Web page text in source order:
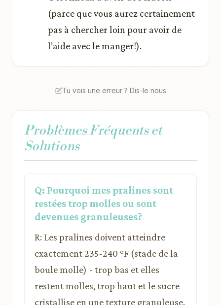
(parce que vous aurez certainement
pas à chercher loin pour avoir de
l’aide avec le manger!).
Tu vois une erreur ? Dis-le nous
Problèmes Fréquents et
Solutions
Q: Pourquoi mes pralines sont
restées trop molles ou sont
devenues granuleuses?
R: Les pralines doivent atteindre
exactement 235-240 °F (stade de la
boule molle) - trop bas et elles
restent molles, trop haut et le sucre
cristallise en une texture granuleuse.